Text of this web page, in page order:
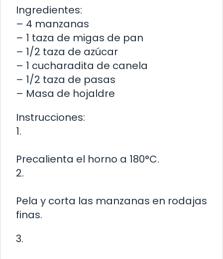
Ingredientes:
– 4 manzanas
– 1 taza de migas de pan
– 1/2 taza de azúcar
– 1 cucharadita de canela
– 1/2 taza de pasas
– Masa de hojaldre
Instrucciones:
1.
Precalienta el horno a 180°C.
2.
Pela y corta las manzanas en rodajas
finas.
3.